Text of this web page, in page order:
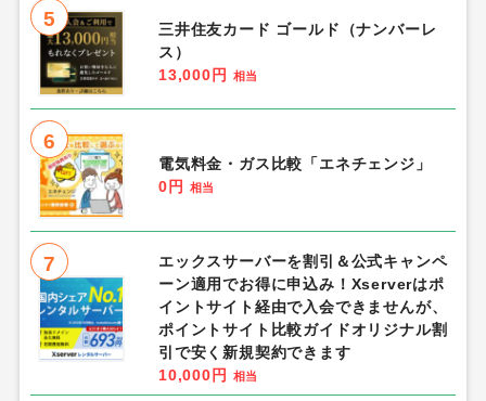
5
三井住友カード ゴールド（ナンバーレ
ス）
13,000円
相当
6
電気料金・ガス比較「エネチェンジ」
0円
相当
7
エックスサーバーを割引＆公式キャンペ
ーン適用でお得に申込み！Xserverはポ
イントサイト経由で入会できませんが、
ポイントサイト比較ガイドオリジナル割
引で安く新規契約できます
10,000円
相当